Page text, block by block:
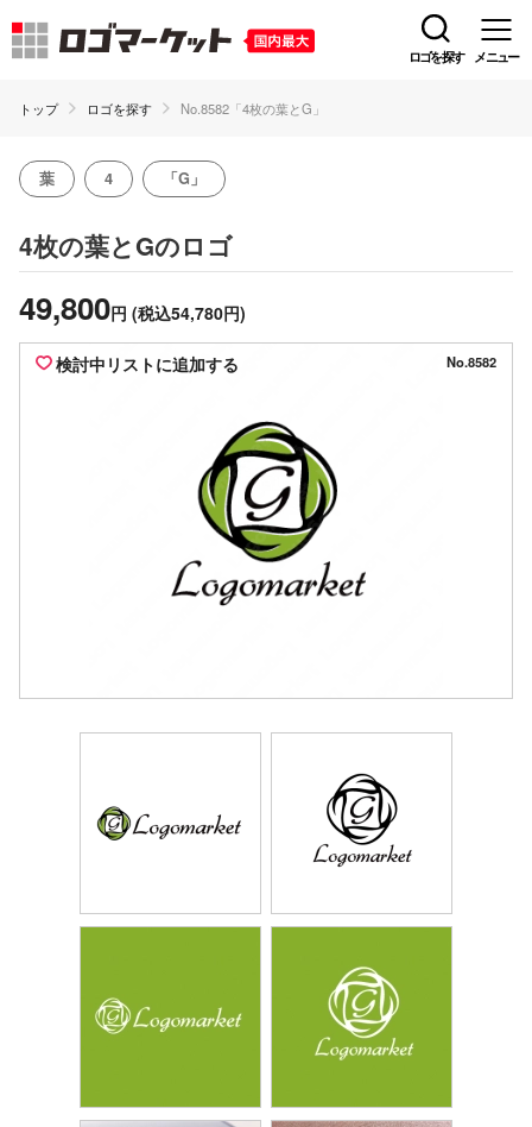
ロゴを探す メニュー
トップ ロゴを探す No.8582「4枚の葉とG」
葉 4 「G」
4枚の葉とGのロゴ
49,800円 (税込54,780円)
検討中リストに追加する No.8582